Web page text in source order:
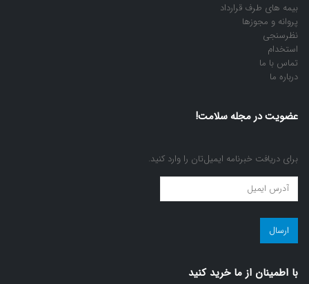
بیمه های طرف قرارداد
پروانه و مجوزها
نظرسنجی
استخدام
تماس با ما
درباره ما
عضویت در مجله سلامت!
برای دریافت خبرنامه ایمیل‌تان را وارد کنید.
عضویت
در
مجله
سلامت!
با اطمينان از ما خريد كنيد